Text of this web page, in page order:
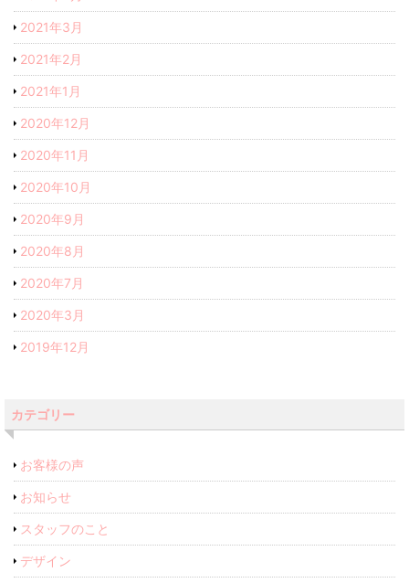
2021年3月
2021年2月
2021年1月
2020年12月
2020年11月
2020年10月
2020年9月
2020年8月
2020年7月
2020年3月
2019年12月
カテゴリー
お客様の声
お知らせ
スタッフのこと
デザイン